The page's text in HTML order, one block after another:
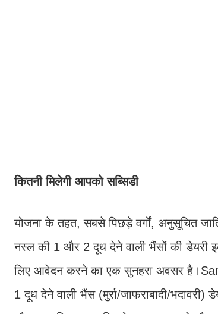
कितनी मिलेगी आपको सब्सिडी
योजना के तहत, सबसे पिछड़े वर्गों, अनुसूचित
नस्ल की 1 और 2 दूध देने वाली भैंसों की डेयरी
लिए आवेदन करने का एक सुनहरा अवसर
1 दूध देने वाली भैंस (मुर्रा/जाफराबादी/